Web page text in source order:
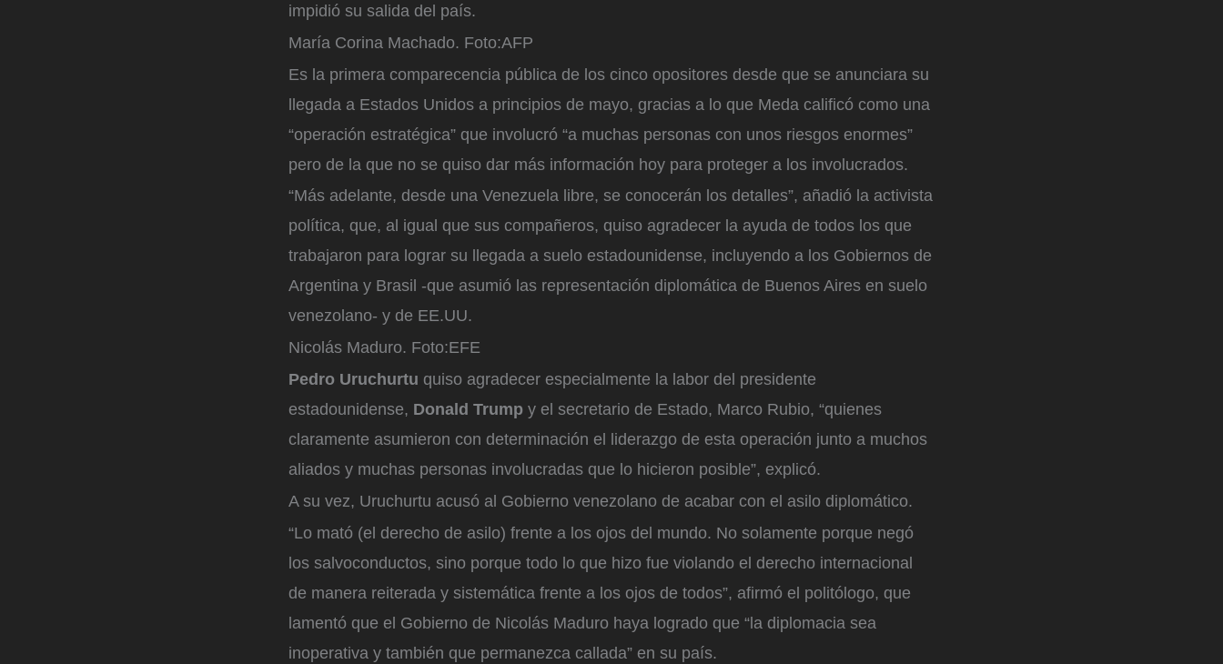
impidió su salida del país.
María Corina Machado. Foto:AFP
Es la primera comparecencia pública de los cinco opositores desde que se anunciara su
llegada a Estados Unidos a principios de mayo, gracias a lo que Meda calificó como una
“operación estratégica” que involucró “a muchas personas con unos riesgos enormes”
pero de la que no se quiso dar más información hoy para proteger a los involucrados.
“Más adelante, desde una Venezuela libre, se conocerán los detalles”, añadió la activista
política, que, al igual que sus compañeros, quiso agradecer la ayuda de todos los que
trabajaron para lograr su llegada a suelo estadounidense, incluyendo a los Gobiernos de
Argentina y Brasil -que asumió las representación diplomática de Buenos Aires en suelo
venezolano- y de EE.UU.
Nicolás Maduro. Foto:EFE
Pedro Uruchurtu quiso agradecer especialmente la labor del presidente
estadounidense, Donald Trump y el secretario de Estado, Marco Rubio, “quienes
claramente asumieron con determinación el liderazgo de esta operación junto a muchos
aliados y muchas personas involucradas que lo hicieron posible”, explicó.
A su vez, Uruchurtu acusó al Gobierno venezolano de acabar con el asilo diplomático.
“Lo mató (el derecho de asilo) frente a los ojos del mundo. No solamente porque negó
los salvoconductos, sino porque todo lo que hizo fue violando el derecho internacional
de manera reiterada y sistemática frente a los ojos de todos”, afirmó el politólogo, que
lamentó que el Gobierno de Nicolás Maduro haya logrado que “la diplomacia sea
inoperativa y también que permanezca callada” en su país.